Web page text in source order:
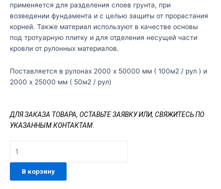
применяется для разделения слоев грунта, при
возведении фундамента и с целью защиты от прорастания
корней. Также материал используют в качестве основы
под тротуарную плитку и для отделения несущей части
кровли от рулонных материалов.
Поставляется в рулонах 2000 х 50000 мм ( 100м2 / рул ) и
2000 х 25000 мм ( 50м2 / рул)
ДЛЯ ЗАКАЗА ТОВАРА, ОСТАВЬТЕ ЗАЯВКУ ИЛИ, СВЯЖИТЕСЬ ПО
УКАЗАННЫМ КОНТАКТАМ.
товара
нетканый
В корзину